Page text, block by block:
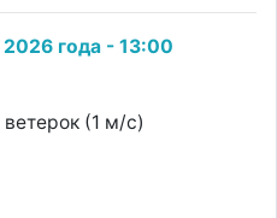
2026 года - 13:00
(1 м/с)